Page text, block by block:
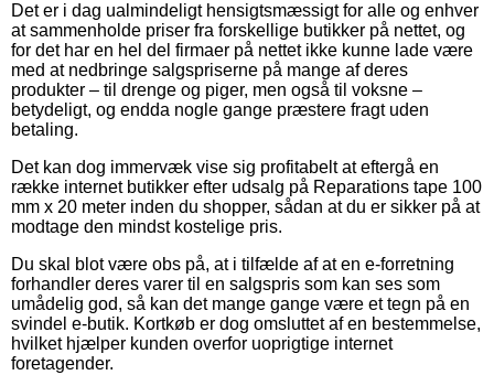
Det er i dag ualmindeligt hensigtsmæssigt for alle og enhver
at sammenholde priser fra forskellige butikker på nettet, og
for det har en hel del firmaer på nettet ikke kunne lade være
med at nedbringe salgspriserne på mange af deres
produkter – til drenge og piger, men også til voksne –
betydeligt, og endda nogle gange præstere fragt uden
betaling.
Det kan dog immervæk vise sig profitabelt at eftergå en
række internet butikker efter udsalg på Reparations tape 100
mm x 20 meter inden du shopper, sådan at du er sikker på at
modtage den mindst kostelige pris.
Du skal blot være obs på, at i tilfælde af at en e-forretning
forhandler deres varer til en salgspris som kan ses som
umådelig god, så kan det mange gange være et tegn på en
svindel e-butik. Kortkøb er dog omsluttet af en bestemmelse,
hvilket hjælper kunden overfor uoprigtige internet
foretagender.